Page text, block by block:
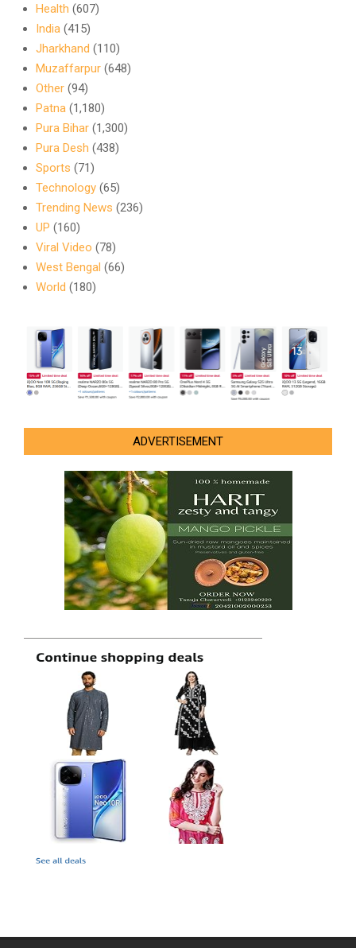
Health (607)
India (415)
Jharkhand (110)
Muzaffarpur (648)
Other (94)
Patna (1,180)
Pura Bihar (1,300)
Pura Desh (438)
Sports (71)
Technology (65)
Trending News (236)
UP (160)
Viral Video (78)
West Bengal (66)
World (180)
ADVERTISEMENT